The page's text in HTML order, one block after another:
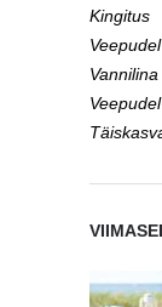
Kingitus
Veepudel
Vannilina